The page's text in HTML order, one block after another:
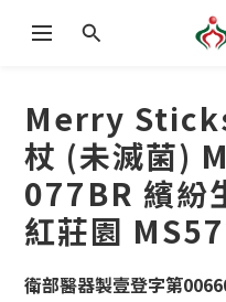
Merry
杖 (未滅菌)
077BR 繽紛
紅莊園
衛部醫器製壹登字第